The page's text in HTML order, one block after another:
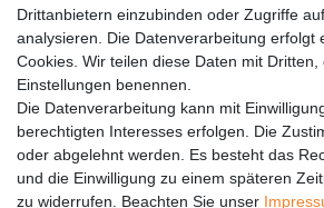
Vertrag widerrufen
PARTNER
DHL
GLS
Drittanbietern einzubinden oder Zugriffe
analysieren. Die Datenverarbeitung erfolgt
Cookies. Wir teilen diese Daten mit Dritten,
Einstellungen benennen.
Die Datenverarbeitung kann mit
berechtigten Interesses erfolgen. Die
oder abgelehnt werden. Es besteht das
und die Einwilligung zu einem späteren
zu widerrufen. Beachten Sie unser